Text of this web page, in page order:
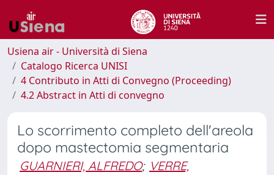
Usiena air - Università di Siena
Catalogo Ricerca UNISI
4 Contributo in Atti di Convegno (Proceeding)
4.2 Abstract in Atti di convegno
Lo scorrimento completo dell'areola
dopo mastectomia segmentaria
GUARNIERI, ALFREDO; VERRE,